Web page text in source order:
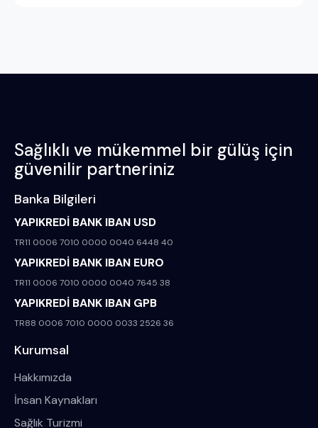
Sağlıklı ve mükemmel bir gülüş için
güvenilir partneriniz
Banka Bilgileri
YAPIKREDİ BANK IBAN USD
TR11 0006 7010 0000 0040 6448 40
YAPIKREDİ BANK IBAN EURO
TR11 0006 7010 0000 0040 7645 38
YAPIKREDİ BANK IBAN GPB
TR88 0006 7010 0000 0033 2526 36
Kurumsal
Hakkımızda
İnsan Kaynakları
Sağlık Turizmi